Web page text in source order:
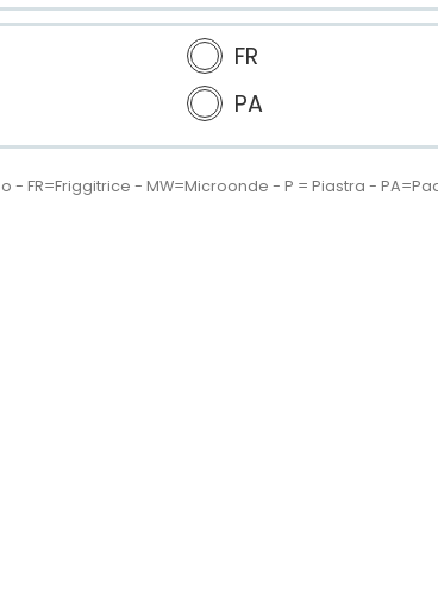
FR
PA
- FR=Friggitrice - MW=Microonde - P = Piastra -